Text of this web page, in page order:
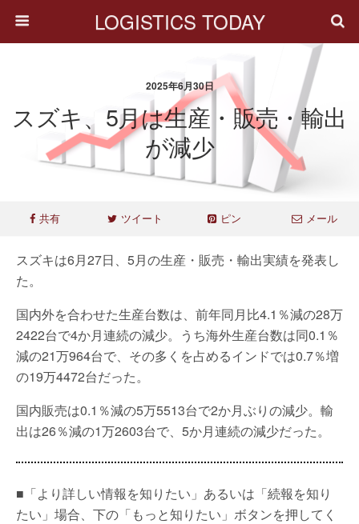
LOGISTICS TODAY
2025年6月30日
スズキ、5月は生産・販売・輸出
が減少
共有 ツイート ピン メール
スズキは6月27日、5月の生産・販売・輸出実績を発表し
た。
国内外を合わせた生産台数は、前年同月比4.1％減の28万
2422台で4か月連続の減少。うち海外生産台数は同0.1％
減の21万964台で、その多くを占めるインドでは0.7％増
の19万4472台だった。
国内販売は0.1％減の5万5513台で2か月ぶりの減少。輸
出は26％減の1万2603台で、5か月連続の減少だった。
■「より詳しい情報を知りたい」あるいは「続報を知り
たい」場合、下の「もっと知りたい」ボタンを押してく